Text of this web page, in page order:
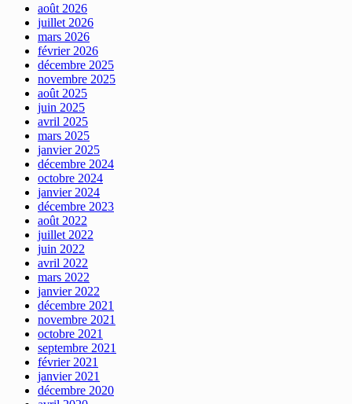
août 2026
juillet 2026
mars 2026
février 2026
décembre 2025
novembre 2025
août 2025
juin 2025
avril 2025
mars 2025
janvier 2025
décembre 2024
octobre 2024
janvier 2024
décembre 2023
août 2022
juillet 2022
juin 2022
avril 2022
mars 2022
janvier 2022
décembre 2021
novembre 2021
octobre 2021
septembre 2021
février 2021
janvier 2021
décembre 2020